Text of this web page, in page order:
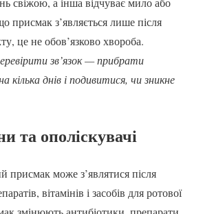
присмак з’являється лише після
це не обов’язково хвороба.
зв’язок — прибрати
кілька днів і подивитися, чи зникне
та ополіскувачі
може з’являтися після
вітамінів і засобів для ротової